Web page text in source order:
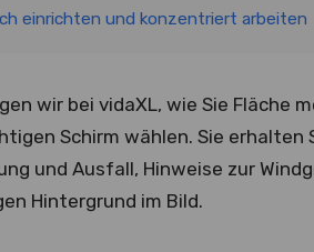
einrichten und konzentriert arbeiten
wir bei vidaXL, wie Sie Fläche
Schirm wählen. Sie
und Ausfall, Hinweise zur
Hintergrund im Bild.